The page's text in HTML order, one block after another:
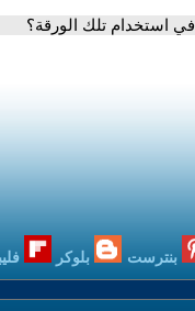
استخدام تلك الورقة؟
بنترست بلوكر